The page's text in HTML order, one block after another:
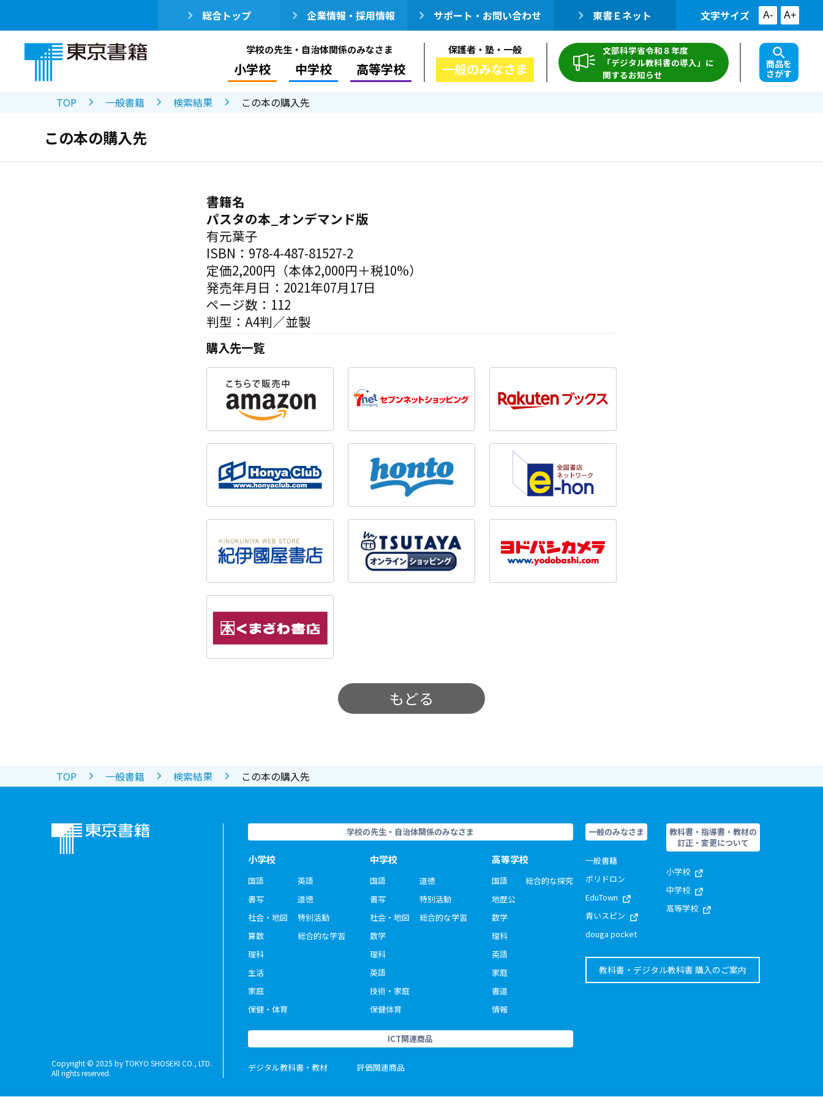
総合トップ 企業情報・採用情報 サポート・お問い合わせ 東書Ｅネット 文字サイズ A- A+
学校の先生・自治体関係のみなさま
小学校 中学校 高等学校
保護者・塾・一般
一般のみなさま
文部科学省令和８年度
「デジタル教科書の導入」に
関するお知らせ
商品を
さがす
TOP 一般書籍 検索結果 この本の購入先
この本の購入先
書籍名
パスタの本_オンデマンド版
有元葉子
ISBN：978-4-487-81527-2
定価2,200円（本体2,000円＋税10%）
発売年月日：2021年07月17日
ページ数：112
判型：A4判／並製
購入先一覧
もどる
TOP 一般書籍 検索結果 この本の購入先
Copyright © 2025 by TOKYO SHOSEKI CO., LTD.
All rights reserved.
学校の先生・自治体関係のみなさま
小学校
国語
書写
社会・地図
算数
理科
生活
家庭
保健・体育
英語
道徳
特別活動
総合的な学習
中学校
国語
書写
社会・地図
数学
理科
英語
技術・家庭
保健体育
道徳
特別活動
総合的な学習
高等学校
国語
地歴公
数学
理科
英語
家庭
書道
情報
総合的な探究
ICT関連商品
デジタル教科書・教材 評価関連商品
一般のみなさま
一般書籍
ポリドロン
EduTown
青いスピン
douga pocket
教科書・指導書・教材の
訂正・変更について
小学校
中学校
高等学校
教科書・デジタル教科書 購入のご案内